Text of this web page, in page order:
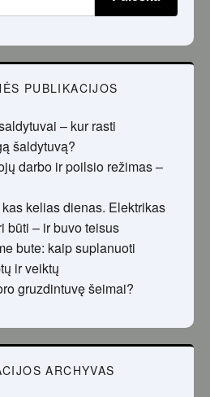
PUBLIKACIJOS
– kur rasti
šaldytuvą?
darbo ir poilsio režimas –
kelias dienas. Elektrikas
būti – ir buvo teisus
bute: kaip suplanuoti
ir veiktų
gruzdintuvę šeimai?
ARCHYVAS